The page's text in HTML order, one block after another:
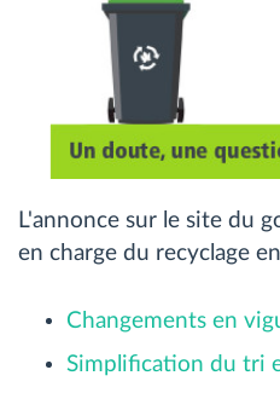
L'annonce sur le site du
en charge du recyclage
Changements en
Simplification du tri